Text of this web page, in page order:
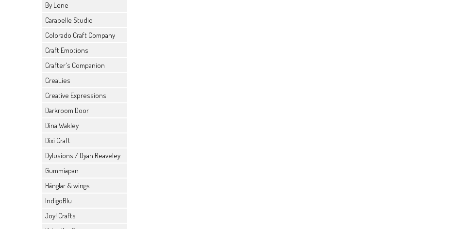
By Lene
Carabelle Studio
Colorado Craft Company
Craft Emotions
Crafter's Companion
CreaLies
Creative Expressions
Darkroom Door
Dina Wakley
Dixi Craft
Dylusions / Dyan Reaveley
Gummiapan
Hänglar & wings
IndigoBlu
Joy! Crafts